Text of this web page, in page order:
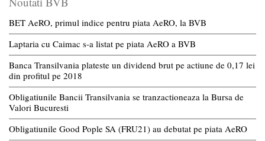
BET AeRO, primul indice pentru piata AeRO, la BVB
Laptaria cu Caimac s-a listat pe piata AeRO a BVB
Banca Transilvania plateste un dividend brut pe actiune de 0,17 lei
din profitul pe 2018
Obligatiunile Bancii Transilvania se tranzactioneaza la Bursa de
Valori Bucuresti
Obligatiunile Good Pople SA (FRU21) au debutat pe piata AeRO